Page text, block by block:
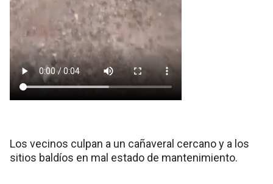
Los vecinos culpan a un cañaveral cercano y a los
sitios baldíos en mal estado de mantenimiento.